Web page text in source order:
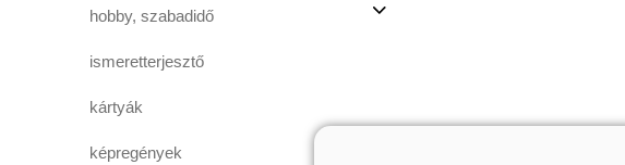
hobby, szabadidő
ismeretterjesztő
kártyák
képregények